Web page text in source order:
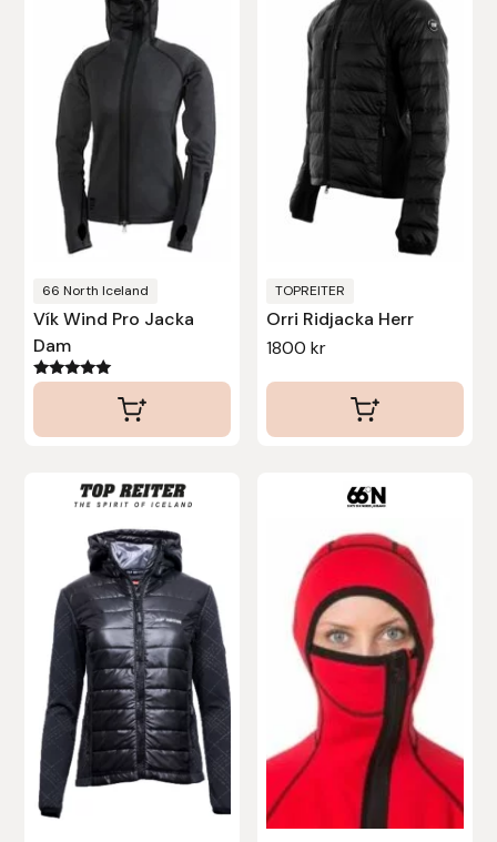
66 North Iceland
Vík Wind Pro Jacka
Dam
Betygsatt
TOPREITER
Orri Ridjacka Herr
1800 kr
varianter.
alternativen
kan
väljas
produktsidan
produkten
flera
varianter.
De
olika
alternativen
kan
väljas
på